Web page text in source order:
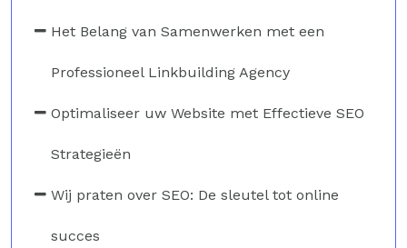
Het Belang van Samenwerken met een
Professioneel Linkbuilding Agency
Optimaliseer uw Website met Effectieve SEO
Strategieën
Wij praten over SEO: De sleutel tot online
succes